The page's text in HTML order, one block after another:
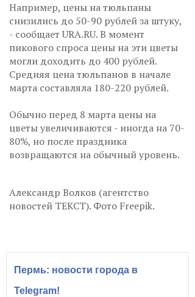
Например, цены на тюльпаны
снизились до 50-90 рублей за штуку,
- сообщает URA.RU. В момент
пикового спроса цены на эти цветы
могли доходить до 400 рублей.
Средняя цена тюльпанов в начале
марта составляла 180-220 рублей.
Обычно перед 8 марта цены на
цветы увеличиваются - иногда на 70-
80%, но после праздника
возвращаются на обычный уровень.
Александр Волков (агентство
новостей ТЕКСТ). Фото Freepik.
Пермь: новости города в
Telegram!